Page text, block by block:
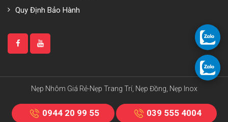
Quy Định Bảo Hành
Nẹp Nhôm Giá Rẻ-Nẹp Trang Trí, Nẹp Đồng, Nẹp Inox
0944 20 99 55 039 555 4004